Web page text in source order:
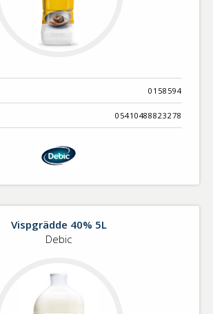
0158594
05410488823278
Vispgrädde 40% 5L
Debic